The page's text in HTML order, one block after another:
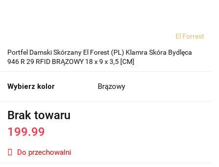
El Forrest
Portfel Damski Skórzany El Forest (PL) Klamra Skóra Bydlęca
946 R 29 RFID BRĄZOWY 18 x 9 x 3,5 [CM]
Wybierz kolor Brązowy
Brak towaru
199.99
Do przechowalni